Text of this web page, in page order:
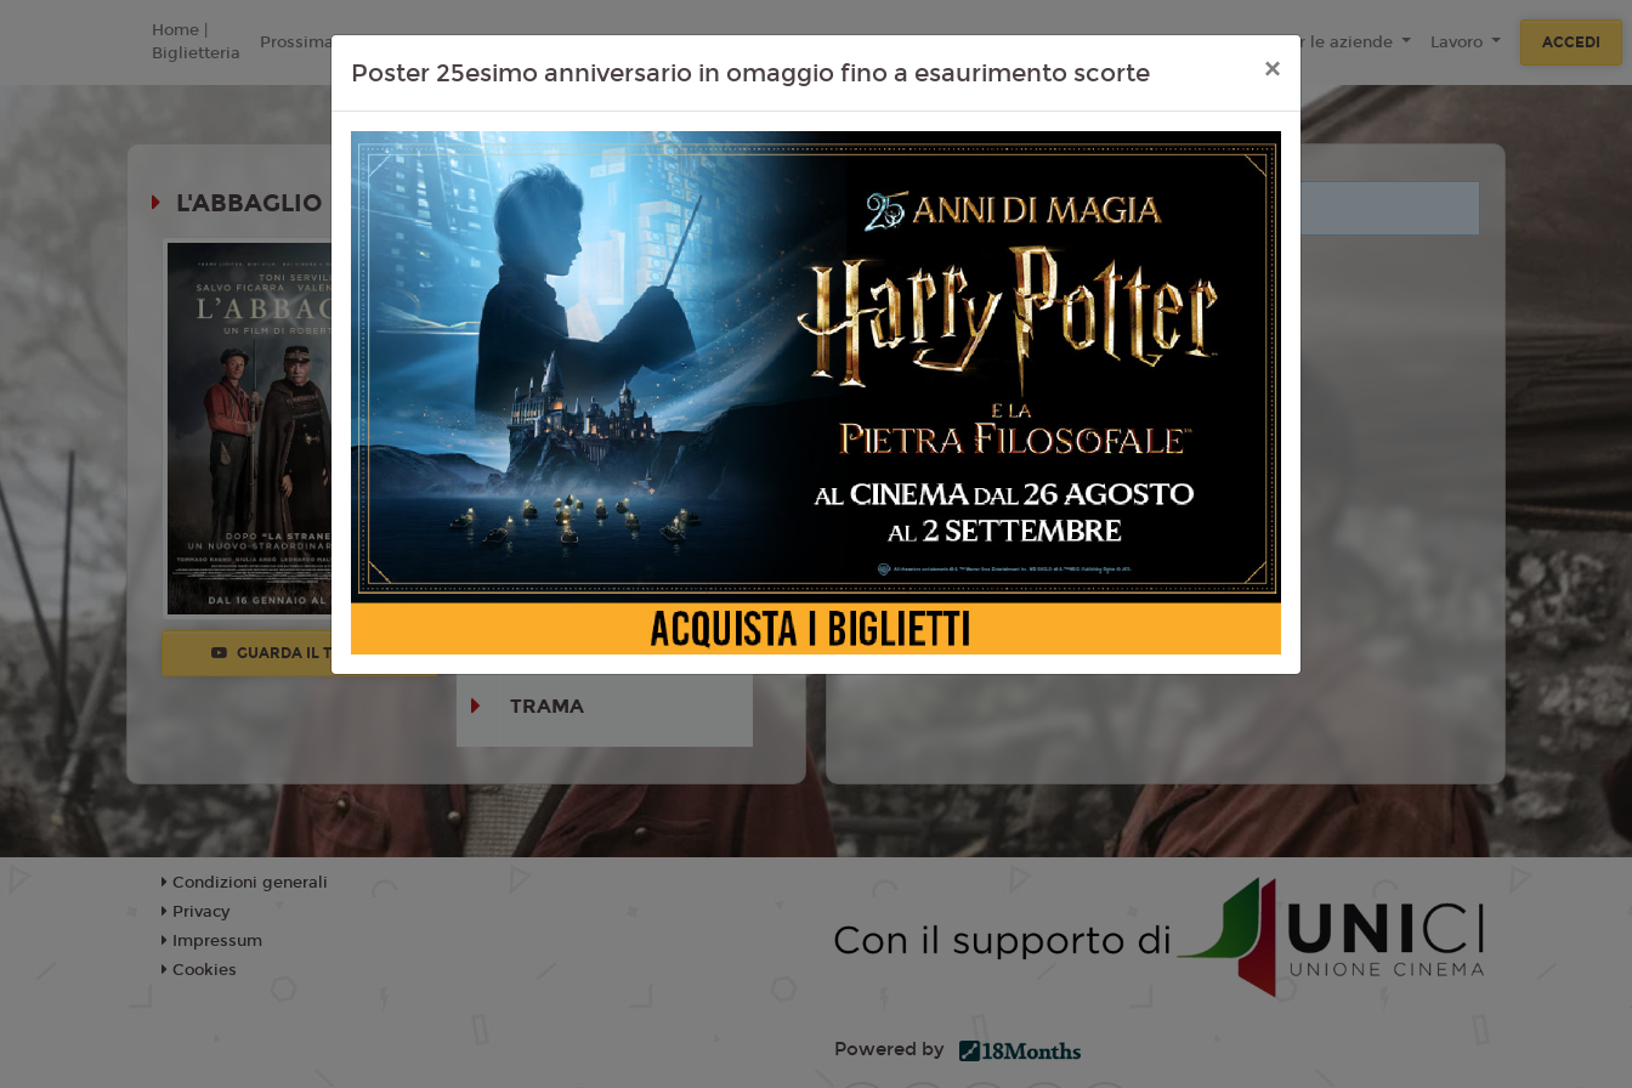
Home |
Biglietteria
Prossimamente Listino Prezzi Contenuti Extra Proiezioni Scolastiche Eventi Passati Tecnologie F.A.Q Per le aziende Lavoro ACCEDI
L'ABBAGLIO
GUARDA IL TRAILER
Durata: 133 min
Genere: Commedia, Dramma, Storia
Lingua:Italiano
Regia:Roberto Andò
Anno:2024
Con:Toni Servillo, Salvatore Ficarra,
Giulia Andò, Pascal Greggory,
Leonardo Maltese, Andrea Ghe...
TRAMA
Non ci sono spettacoli legati a questo evento.
Poster 25esimo anniversario in omaggio fino a esaurimento scorte ×
Condizioni generali
Privacy
Impressum
Cookies
Powered by